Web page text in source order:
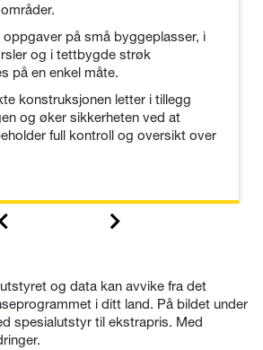
oppgaver på små byggeplasser, i
og i tettbygde strøk
på en enkel måte.
konstruksjonen letter i tillegg
og øker sikkerheten ved at
full kontroll og oversikt over
og data kan avvike fra det
i ditt land. På bildet under
spesialutstyr til ekstrapris. Med